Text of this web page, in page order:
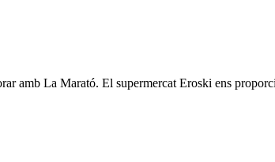
amb La Marató. El supermercat Eroski ens